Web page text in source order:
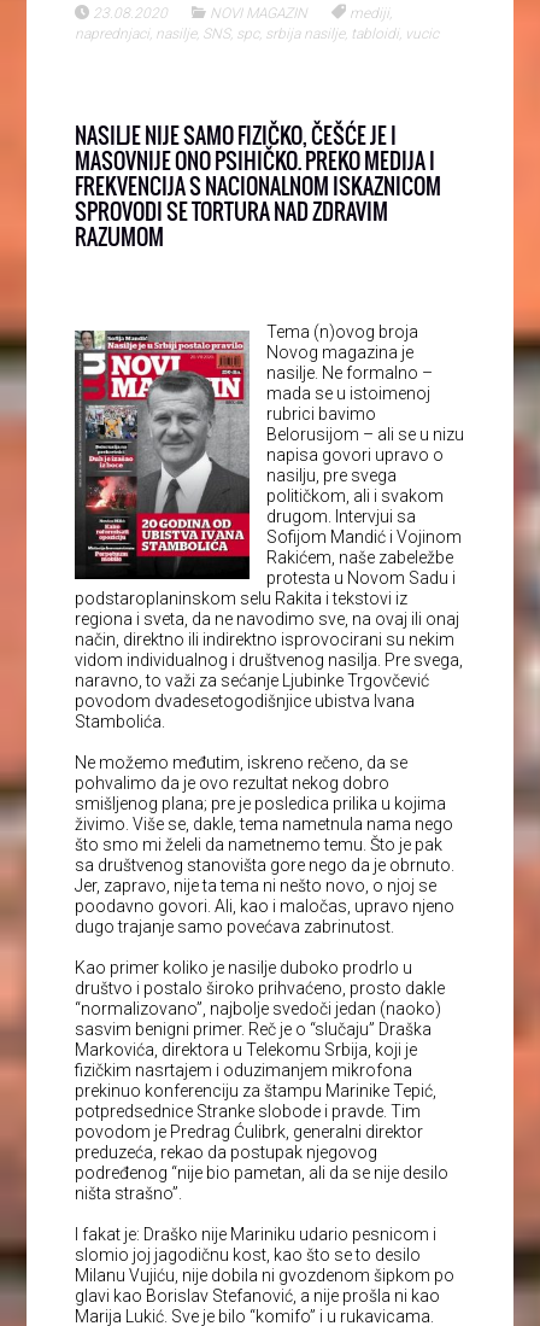
23.08.2020 NOVI MAGAZIN mediji,
naprednjaci, nasilje, SNS, spc, srbija nasilje, tabloidi, vucic
NASILJE NIJE SAMO FIZIČKO, ČEŠĆE JE I
MASOVNIJE ONO PSIHIČKO. PREKO MEDIJA I
FREKVENCIJA S NACIONALNOM ISKAZNICOM
SPROVODI SE TORTURA NAD ZDRAVIM
RAZUMOM
Tema (n)ovog broja
Novog magazina je
nasilje. Ne formalno –
mada se u istoimenoj
rubrici bavimo
Belorusijom – ali se u nizu
napisa govori upravo o
nasilju, pre svega
političkom, ali i svakom
drugom. Intervjui sa
Sofijom Mandić i Vojinom
Rakićem, naše zabeležbe
protesta u Novom Sadu i
podstaroplaninskom selu Rakita i tekstovi iz
regiona i sveta, da ne navodimo sve, na ovaj ili onaj
način, direktno ili indirektno isprovocirani su nekim
vidom individualnog i društvenog nasilja. Pre svega,
naravno, to važi za sećanje Ljubinke Trgovčević
povodom dvadesetogodišnjice ubistva Ivana
Stambolića.
Ne možemo međutim, iskreno rečeno, da se
pohvalimo da je ovo rezultat nekog dobro
smišljenog plana; pre je posledica prilika u kojima
živimo. Više se, dakle, tema nametnula nama nego
što smo mi želeli da nametnemo temu. Što je pak
sa društvenog stanovišta gore nego da je obrnuto.
Jer, zapravo, nije ta tema ni nešto novo, o njoj se
poodavno govori. Ali, kao i maločas, upravo njeno
dugo trajanje samo povećava zabrinutost.
Kao primer koliko je nasilje duboko prodrlo u
društvo i postalo široko prihvaćeno, prosto dakle
“normalizovano”, najbolje svedoči jedan (naoko)
sasvim benigni primer. Reč je o “slučaju” Draška
Markovića, direktora u Telekomu Srbija, koji je
fizičkim nasrtajem i oduzimanjem mikrofona
prekinuo konferenciju za štampu Marinike Tepić,
potpredsednice Stranke slobode i pravde. Tim
povodom je Predrag Ćulibrk, generalni direktor
preduzeća, rekao da postupak njegovog
podređenog “nije bio pametan, ali da se nije desilo
ništa strašno”.
I fakat je: Draško nije Mariniku udario pesnicom i
slomio joj jagodičnu kost, kao što se to desilo
Milanu Vujiću, nije dobila ni gvozdenom šipkom po
glavi kao Borislav Stefanović, a nije prošla ni kao
Marija Lukić. Sve je bilo “komifo” i u rukavicama.